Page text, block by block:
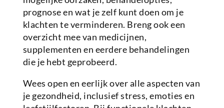
prognose en wat je zelf kunt doen om je
klachten te verminderen. Breng ook een
overzicht mee van medicijnen,
supplementen en eerdere behandelingen
die je hebt geprobeerd.
Wees open en eerlijk over alle aspecten van
je gezondheid, inclusief stress, emoties en